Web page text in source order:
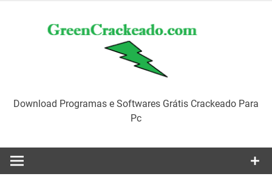
Download Programas e Softwares Grátis Crackeado Para
Pc